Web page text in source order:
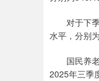
对于下季
水平，分别
国民养老
2025年三季